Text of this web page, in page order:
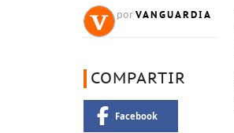
por VANGUARDIA
COMPARTIR
Facebook